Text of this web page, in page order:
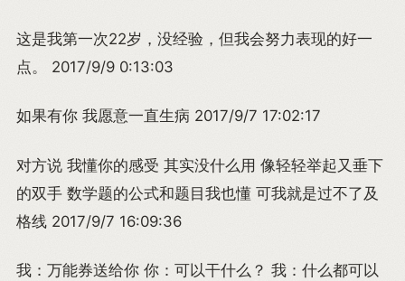
这是我第一次22岁，没经验，但我会努力表现的好一
点。 2017/9/9 0:13:03
如果有你 我愿意一直生病 2017/9/7 17:02:17
对方说 我懂你的感受 其实没什么用 像轻轻举起又垂下
的双手 数学题的公式和题目我也懂 可我就是过不了及
格线 2017/9/7 16:09:36
我：万能券送给你 你：可以干什么？ 我：什么都可以